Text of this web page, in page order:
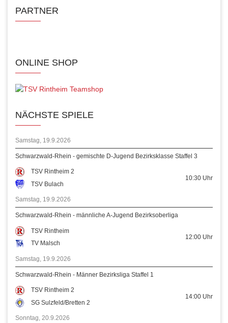
PARTNER
ONLINE SHOP
NÄCHSTE SPIELE
Samstag, 19.9.2026
Schwarzwald-Rhein - gemischte D-Jugend Bezirksklasse Staffel 3
TSV Rintheim 2
TSV Bulach
10:30 Uhr
Samstag, 19.9.2026
Schwarzwald-Rhein - männliche A-Jugend Bezirksoberliga
TSV Rintheim
TV Malsch
12:00 Uhr
Samstag, 19.9.2026
Schwarzwald-Rhein - Männer Bezirksliga Staffel 1
TSV Rintheim 2
SG Sulzfeld/Bretten 2
14:00 Uhr
Sonntag, 20.9.2026